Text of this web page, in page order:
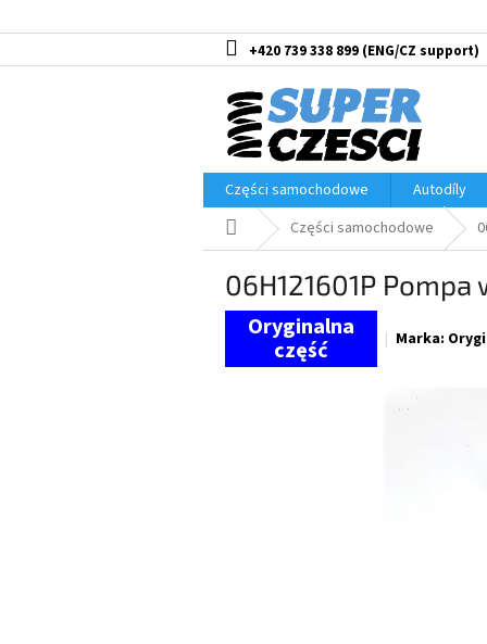
do
+420 739 338 899
Części samochodowe
Autodíly
Home Części samochodowe
06H121601P
Marka: